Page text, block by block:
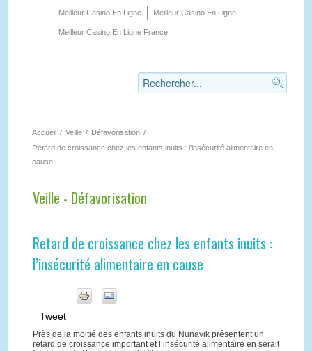
Meilleur Casino En Ligne Meilleur Casino En Ligne
Meilleur Casino En Ligne France
Accueil / Veille / Défavorisation /
Retard de croissance chez les enfants inuits : l’insécurité alimentaire en
cause
Veille - Défavorisation
Retard de croissance chez les enfants inuits :
l’insécurité alimentaire en cause
Tweet
Près de la moitié des enfants inuits du Nunavik présentent un
retard de croissance important et l’insécurité alimentaire en serait